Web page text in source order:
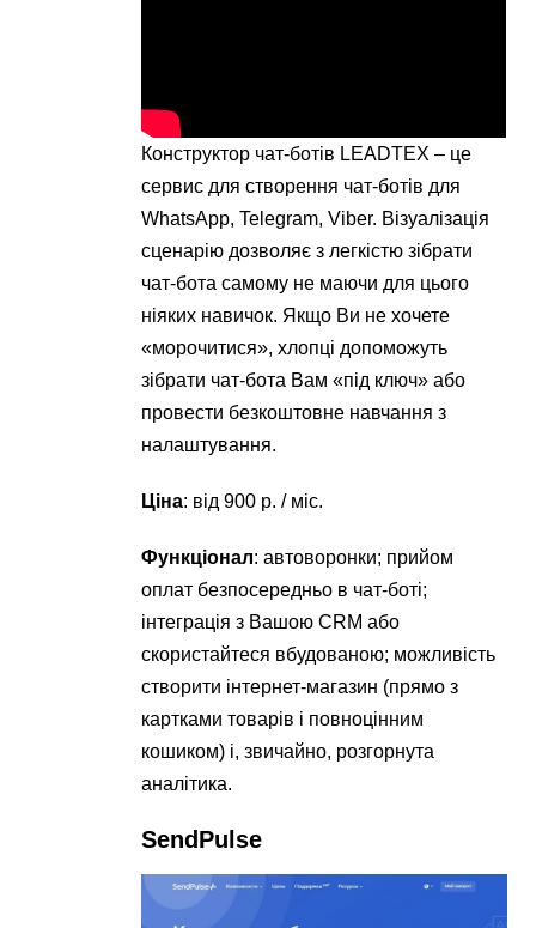
Конструктор чат-ботів LEADTEX – це
cервис для створення чат-ботів для
WhatsApp, Telegram, Viber. Візуалізація
сценарію дозволяє з легкістю зібрати
чат-бота самому не маючи для цього
ніяких навичок. Якщо Ви не хочете
«морочитися», хлопці допоможуть
зібрати чат-бота Вам «під ключ» або
провести безкоштовне навчання з
налаштування.
Ціна: від 900 р. / міс.
Функціонал: автоворонки; прийом
оплат безпосередньо в чат-боті;
інтеграція з Вашою CRM або
скористайтеся вбудованою; можливість
створити інтернет-магазин (прямо з
картками товарів і повноцінним
кошиком) і, звичайно, розгорнута
аналітика.
SendPulse